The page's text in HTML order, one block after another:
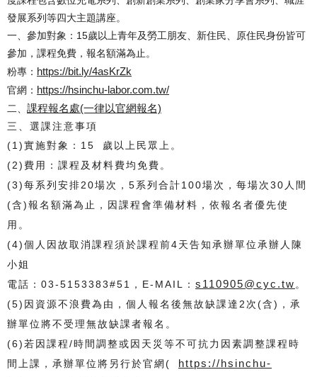
發展系列等四大主題講座。
一、參加對象：15歲以上青年及勞工朋友、新住民、原住民身份皆可
參加，課程免費，報名額滿為止。
粉專： https://bit.ly/4asKrZk
官網： https://hsinchu-labor.com.tw/
二、 課程報名處(一律以官網報名)
三、選課注意事項
(1)實施對象：15 歲以上民眾上。
(2) 費用：課程及材料費均免費。
(3)每系列安排20場次，5系列合計100場次，每場次30人間
(含)報名額滿為止，因課程會準備材料，依報名者優先使
用。
(4)個人因故取消課程須於課程前4天告知承辦單位承辦人陳
小姐
電話：03-5153383#51，E-MAIL： s110905@cyc.tw 。
(5) 因資源不浪費為由，個人報名後無故缺課達2次(含)，承
辦單位將不受理無故缺課者報名。
(6)若因課程/時間調整或因天災等不可抗力因素調整課程時
間上課，承辦單位將另行於官網( https://hsinchu-